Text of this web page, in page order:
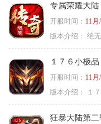
专属荣耀大陆
开服时间： 11月
版本介绍： 绝
１７６小极品
开服时间： 11月
版本介绍：
１
狂暴大陆第二